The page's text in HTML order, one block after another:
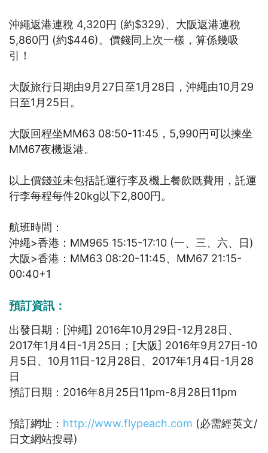
沖繩返港連稅 4,320円 (約$329)、大阪返港連稅
5,860円 (約$446)。價錢同上次一樣，算係幾吸
引！
大阪旅行日期由9月27日至1月28日，沖繩由10月29
日至1月25日。
大阪回程坐MM63 08:50-11:45，5,990円可以揀坐
MM67夜機返港。
以上價錢並未包括託運行李及機上餐飲既費用，託運
行李每程每件20kg以下2,800円。
航班時間：
沖繩>香港：MM965 15:15-17:10 (一、三、六、日)
大阪>香港：MM63 08:20-11:45、MM67 21:15-
00:40+1
預訂資訊：
出發日期：[沖繩] 2016年10月29日-12月28日、
2017年1月4日-1月25日；[大阪] 2016年9月27日-10
月5日、10月11日-12月28日、2017年1月4日-1月28
日
預訂日期：2016年8月25日11pm-8月28日11pm
預訂網址： http://www.flypeach.com (必需經英文/
日文網站搜尋)